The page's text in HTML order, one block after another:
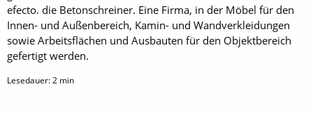
efecto. die Betonschreiner. Eine Firma, in der Möbel für den
Innen- und Außenbereich, Kamin- und Wandverkleidungen
sowie Arbeitsflächen und Ausbauten für den Objektbereich
gefertigt werden.
Lesedauer:2 min